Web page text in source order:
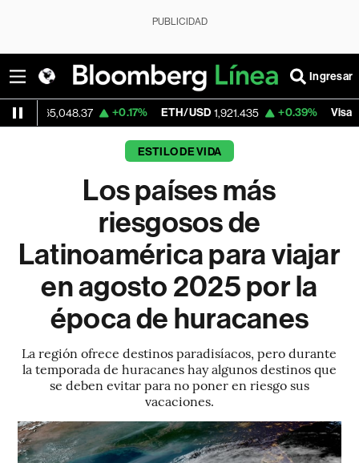
PUBLICIDAD
Ingresar
+0.17% ETH/USD 1,921.435 +0.39% Visa 362.50
ESTILO DE VIDA
Los países más
riesgosos de
Latinoamérica para viajar
en agosto 2025 por la
época de huracanes
La región ofrece destinos paradisíacos, pero durante
la temporada de huracanes hay algunos destinos que
se deben evitar para no poner en riesgo sus
vacaciones.